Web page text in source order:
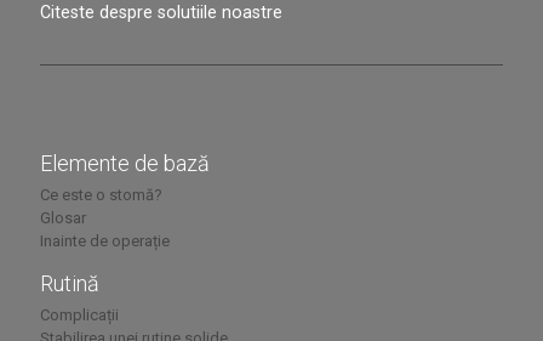
Citeste despre solutiile noastre
Elemente de bază
Ce este o stomă?
Glosar
Inainte de operație
Rutină
Complicații